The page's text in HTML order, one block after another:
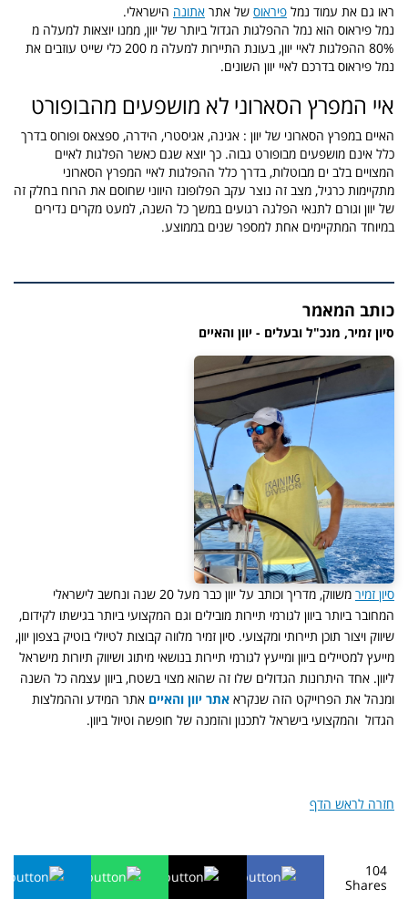
ראו גם את עמוד נמל פיראוס של אתר אתונה הישראלי.
נמל פיראוס הוא נמל ההפלגות הגדול ביותר של יוון, ממנו יוצאות למעלה מ
80% ההפלגות לאיי יוון, בעונת התיירות למעלה מ 200 כלי שייט עוזבים את
נמל פיראוס בדרכם לאיי יוון השונים.
איי המפרץ הסארוני לא מושפעים מהבופורט
האיים במפרץ הסארוני של יוון : אגינה, אגיסטרי, הידרה, ספצאס ופורוס בדרך
כלל אינם מושפעים מבופורט גבוה. כך יוצא שגם כאשר הפלגות לאיים
המצויים בלב ים מבוטלות, בדרך כלל ההפלגות לאיי המפרץ הסארוני
מתקיימות כרגיל, מצב זה נוצר עקב הפלופונז היווני שחוסם את הרוח בחלק זה
של יוון וגורם לתנאי הפלגה רגועים במשך כל השנה, למעט מקרים נדירים
במיוחד המתקיימים אחת למספר שנים בממוצע.
כותב המאמר
סיון זמיר, מנכ"ל ובעלים - יוון והאיים
סיון זמיר
משווק, מדריך וכותב על יוון כבר מעל 20 שנה ונחשב לישראלי
המחובר ביותר ביוון לגורמי תיירות מובילים וגם המקצועי ביותר בגישתו לקידום,
שיווק ויצור תוכן תיירותי ומקצועי. סיון זמיר מלווה קבוצות לטיולי בוטיק בצפון יוון,
מייעץ למטיילים ביוון ומייעץ לגורמי תיירות בנושאי מיתוג ושיווק תיורות מישראל
ליוון. אחד היתרונות הגדולים שלו זה שהוא מצוי בשטח, ביוון עצמה כל השנה
ומנהל את הפרוייקט הזה שנקרא אתר יוון והאיים אתר המידע וההמלצות
הגדול והמקצועי בישראל לתכנון והזמנה של חופשה וטיול ביוון.
חזרה לראש הדף
104
Shares